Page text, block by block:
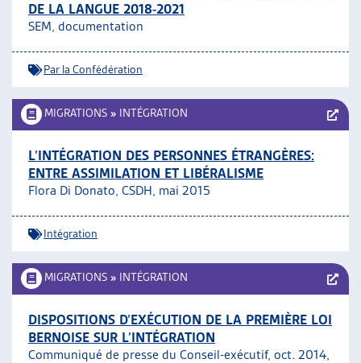
DE LA LANGUE 2018-2021
SEM, documentation
Par la Confédération
MIGRATIONS » INTÉGRATION
L’INTÉGRATION DES PERSONNES ÉTRANGÈRES:
ENTRE ASSIMILATION ET LIBÉRALISME
Flora Di Donato, CSDH, mai 2015
Intégration
MIGRATIONS » INTÉGRATION
DISPOSITIONS D’EXÉCUTION DE LA PREMIÈRE LOI
BERNOISE SUR L’INTÉGRATION
Communiqué de presse du Conseil-exécutif, oct. 2014,